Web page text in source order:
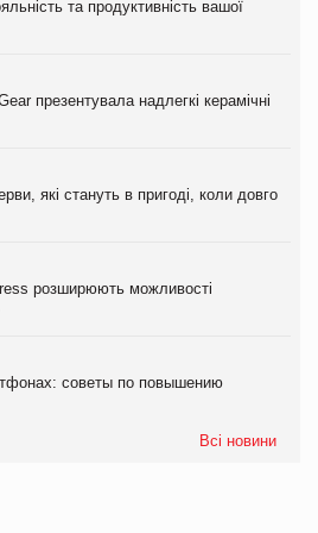
та продуктивність вашої
презентувала надлегкі керамічні
які стануть в пригоді, коли довго
розширюють можливості
советы по повышению
Всі новини